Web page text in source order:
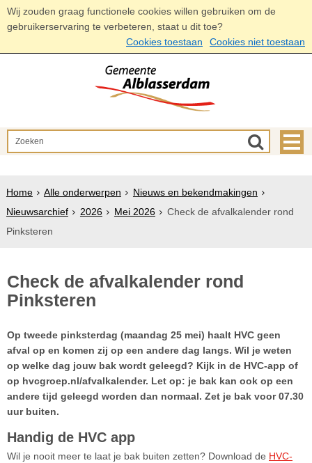
Wij zouden graag functionele cookies willen gebruiken om de
gebruikerservaring te verbeteren, staat u dit toe?
Cookies toestaan
Cookies niet toestaan
Home Alle onderwerpen
Nieuws en bekendmakingen
Nieuwsarchief
2026 Mei 2026
Check de afvalkalender rond
Pinksteren
Check de afvalkalender rond
Pinksteren
Op tweede pinksterdag (maandag 25 mei) haalt HVC geen
afval op en komen zij op een andere dag langs. Wil je weten
op welke dag jouw bak wordt geleegd? Kijk in de HVC-app of
op hvcgroep.nl/afvalkalender. Let op: je bak kan ook op een
andere tijd geleegd worden dan normaal. Zet je bak voor 07.30
uur buiten.
Handig de HVC app
Wil je nooit meer te laat je bak buiten zetten? Download de HVC-